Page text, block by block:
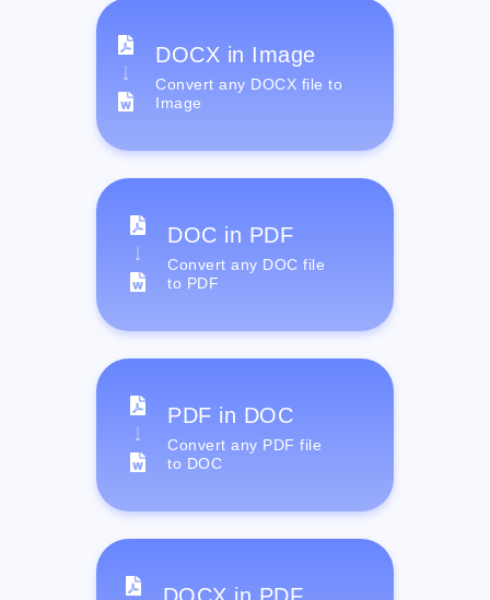
DOCX in Image
Convert any DOCX file to
Image
DOC in PDF
Convert any DOC file
to PDF
PDF in DOC
Convert any PDF file
to DOC